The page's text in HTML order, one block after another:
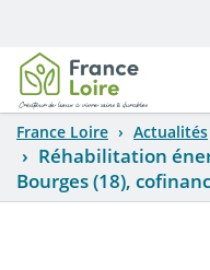
France Loire Actualités
Réhabilitation
Bourges (18),